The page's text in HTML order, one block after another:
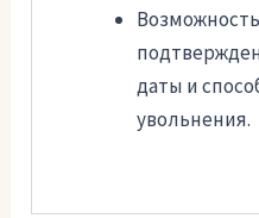
Возможность
даты и
увольнения.